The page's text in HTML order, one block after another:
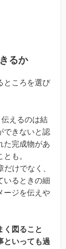
るか
ところを選び
えるのは結
できないと認
た完成物があ
も。
けでなく、
いるときの細
ージを伝えや
く図ること
といっても過